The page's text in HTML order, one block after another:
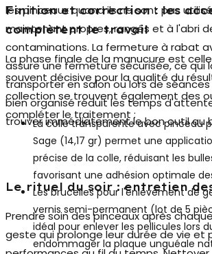
les pinceaux quand ils ne sont pas
maintenant propres, rangés et à l'abri
contaminations. La fermeture à rabat
assure une fermeture sécurisée, ce qui
transporter en salon ou lors de séances
bien organisé réduit les temps
trouver immédiatement le bon outil au
Finition et correction : les
complètent le travail
La phase finale de la manucure est
souvent décisive pour la qualité du
collection se trouvent également des
compléter le traitement :
Lacolle transparente avec pinceau
Sage (14,17 gr) permet une
précise de la colle, réduisant les
favorisant une adhésion optimale
Lesbrucelles pour l'enlèvementde
vernis semi-permanent (lot de 5
idéal pour enlever les pellicules lors
endommager la plaque unguéale
Le rituel du soir : entretien
Prendre soin des pinceaux après
geste qui prolonge leur durée de vie et